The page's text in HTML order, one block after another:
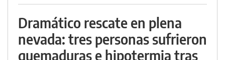
Dramático rescate en plena
nevada: tres personas sufrieron
quemaduras e hipotermia tras